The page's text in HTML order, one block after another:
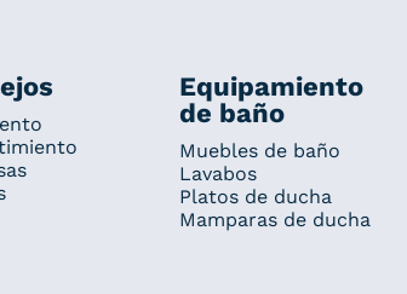
Equipamiento
de baño
Muebles de baño
Lavabos
Platos de ducha
Mamparas de ducha